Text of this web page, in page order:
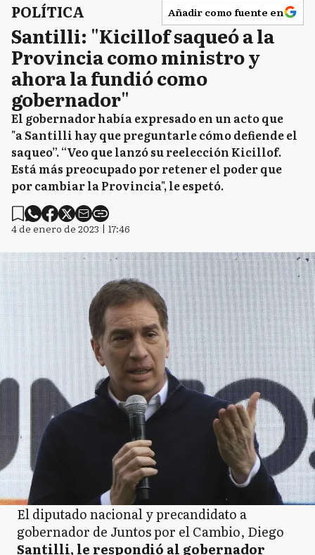
POLÍTICA Añadir como fuente en
Santilli: "Kicillof saqueó a la
Provincia como ministro y
ahora la fundió como
gobernador"
El gobernador había expresado en un acto que
"a Santilli hay que preguntarle cómo defiende el
saqueo”. “Veo que lanzó su reelección Kicillof.
Está más preocupado por retener el poder que
por cambiar la Provincia", le espetó.
4 de enero de 2023 | 17:46
El diputado nacional y precandidato a
gobernador de Juntos por el Cambio, Diego
Santilli, le respondió al gobernador